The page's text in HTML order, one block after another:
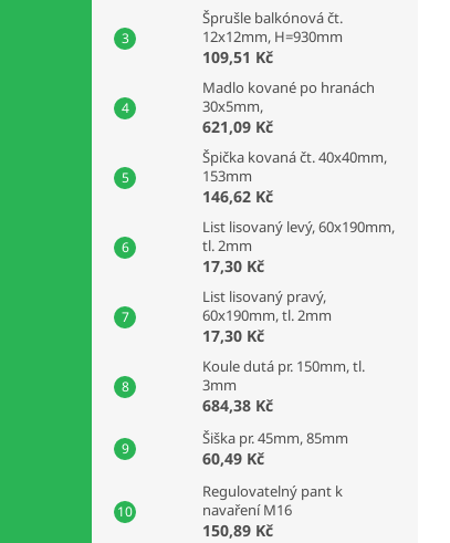
Šprušle balkónová čt.
12x12mm, H=930mm
109,51 Kč
Madlo kované po hranách
30x5mm,
621,09 Kč
Špička kovaná čt. 40x40mm,
153mm
146,62 Kč
List lisovaný levý, 60x190mm,
tl. 2mm
17,30 Kč
List lisovaný pravý,
60x190mm, tl. 2mm
17,30 Kč
Koule dutá pr. 150mm, tl.
3mm
684,38 Kč
Šiška pr. 45mm, 85mm
60,49 Kč
Regulovatelný pant k
navaření M16
150,89 Kč